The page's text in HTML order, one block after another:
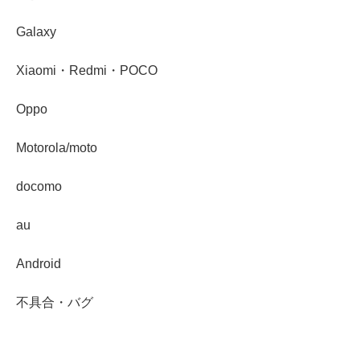
Galaxy
Xiaomi・Redmi・POCO
Oppo
Motorola/moto
docomo
au
Android
不具合・バグ